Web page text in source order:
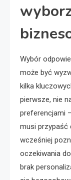
Wybór
może być
kilka
pierwsze, nie
preferencjami
musi przypaść
wcześniej
oczekiwania
brak